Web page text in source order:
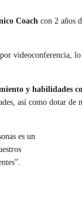
Coach con 2 años
videoconferencia,
y habilidades
así como dotar de
es un